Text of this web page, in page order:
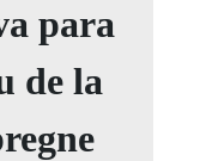
para
de la